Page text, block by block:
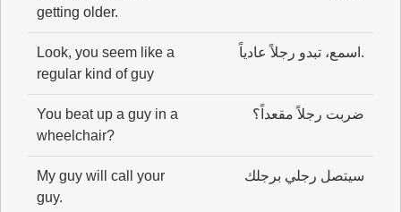
getting older.
.اسمع، تبدو رجلاً عادياً
Look, you seem like a
regular kind of guy
ضربت رجلاً مقعداً؟
You beat up a guy in a
wheelchair?
سيتصل رجلي برجلك
My guy will call your
guy.